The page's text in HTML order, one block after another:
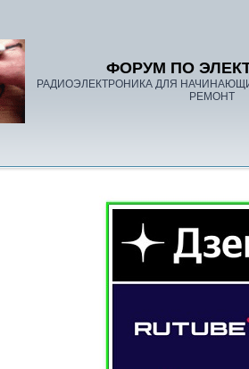
ФОРУМ ПО
РАДИОЭЛЕКТРОНИКА ДЛЯ
РЕМОНТ